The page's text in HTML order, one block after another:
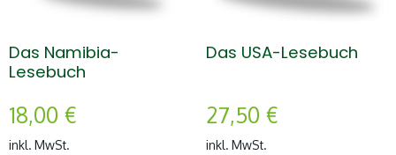
Das Namibia-
Lesebuch
18,00 €
inkl. MwSt.
Das USA-Lesebuch
27,50 €
inkl. MwSt.